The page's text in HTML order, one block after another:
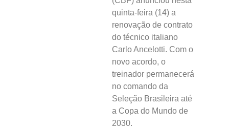
quinta-feira (14) a
renovação de contrato
do técnico italiano
Carlo Ancelotti. Com o
novo acordo, o
treinador permanecerá
no comando da
Seleção Brasileira até
a Copa do Mundo de
2030.